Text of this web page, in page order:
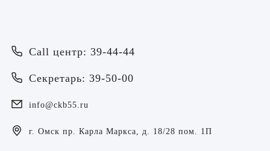
Call центр: 39-44-44
Секретарь: 39-50-00
info@ckb55.ru
г. Омск пр. Карла Маркса, д. 18/28 пом. 1П
Батяева Екатерина Анатольевна
Билер Янина Ариановна
Богаевская Марина Викторовна
Брецер Светлана Александровна
ОТПРАВИТЬ
Я даю согласие наобработку персональных данных
Я даю согласие наобработку персональных данных